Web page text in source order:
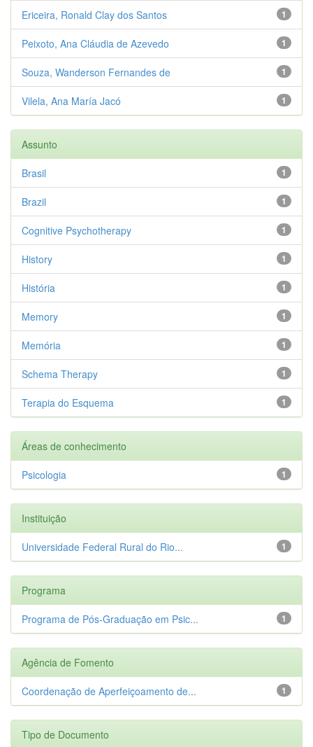
1
Ericeira, Ronald Clay dos Santos
1
Peixoto, Ana Cláudia de Azevedo
1
Souza, Wanderson Fernandes de
1
Vilela, Ana María Jacó
Assunto
1
Brasil
1
Brazil
1
Cognitive Psychotherapy
1
History
1
História
1
Memory
1
Memória
1
Schema Therapy
1
Terapia do Esquema
Áreas de conhecimento
1
Psicologia
Instituição
1
Universidade Federal Rural do Rio...
Programa
1
Programa de Pós-Graduação em Psic...
Agência de Fomento
1
Coordenação de Aperfeiçoamento de...
Tipo de Documento